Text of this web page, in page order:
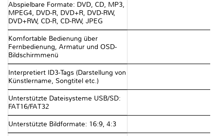
Abspielbare Formate: DVD, CD, MP3,
MPEG4, DVD-R, DVD+R, DVD-RW,
DVD+RW, CD-R, CD-RW, JPEG
Komfortable Bedienung über
Fernbedienung, Armatur und OSD-
Bildschirmmenü
Interpretiert ID3-Tags (Darstellung von
Künstlername, Songtitel etc.)
Unterstützte Dateisysteme USB/SD:
FAT16/FAT32
Unterstützte Bildformate: 16:9, 4:3